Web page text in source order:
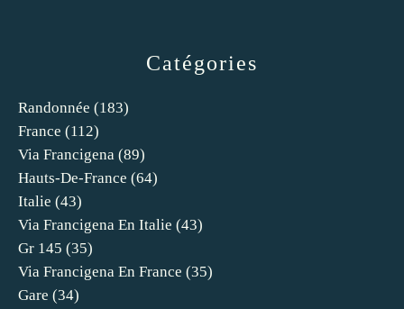
Catégories
Randonnée (183)
France (112)
Via Francigena (89)
Hauts-De-France (64)
Italie (43)
Via Francigena En Italie (43)
Gr 145 (35)
Via Francigena En France (35)
Gare (34)